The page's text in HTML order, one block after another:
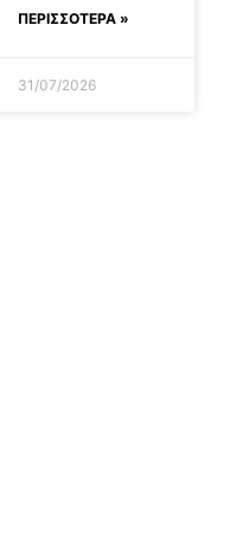
ΠΕΡΙΣΣΟΤΕΡΑ »
31/07/2026